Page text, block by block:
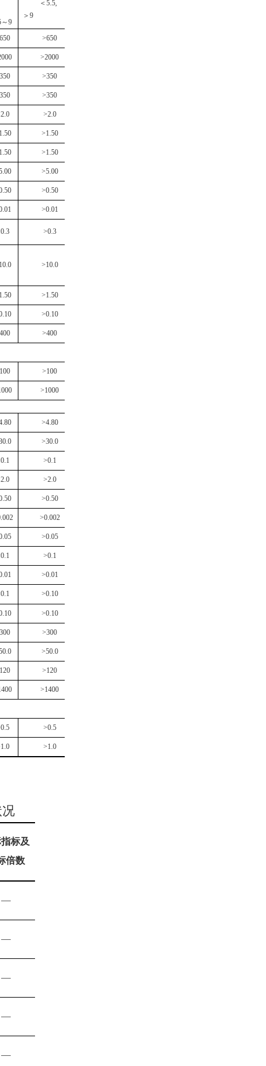
～9
＜ 5.5,
＞ 9
>650
>2000
>350
>350
>2.0
>1.50
>1.50
>5.00
>0.50
>0.01
>0.3
>10.0
>1.50
>0.10
>400
>100
>1000
>4.80
>30.0
>0.1
>2.0
>0.50
>0.002
>0.05
>0.1
>0.01
>0.10
>0.10
>300
>50.0
>120
>1400
>0.5
>1.0
标及
倍数
—
—
—
—
—